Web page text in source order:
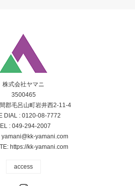
株式会社ヤマニ
3500465
郡毛呂山町岩井西2-11-4
DIAL : 0120-08-7772
: 049-294-2007
yamani@kk-yamani.com
https://kk-yamani.com
access